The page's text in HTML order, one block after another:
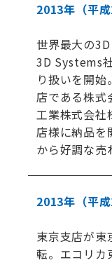
2013年 （平
世界最大の
3D Systems
り扱いを開
店である株式
工業株式会社
店様に納品を
から好調な売
2013年 （平
東京支店が東
転。エコリカ